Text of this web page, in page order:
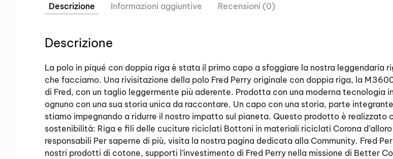
Descrizione Informazioni aggiuntive Recensioni (0)
Descrizione
La polo in piqué con doppia riga è stata il primo capo a sfoggiare la nostra
che facciamo. Una rivisitazione della polo Fred Perry originale con doppia riga, la
di Fred, con un taglio leggermente più aderente. Prodotta con una moderna tecnologia
ognuno con una sua storia unica da raccontare. Un capo con una storia, parte
stiamo impegnando a ridurre il nostro impatto sul pianeta. Questo prodotto è
sostenibilità: Riga e fili delle cuciture riciclati Bottoni in materiali riciclati Corona
responsabili Per saperne di più, visita la nostra pagina dedicata alla Community. Fred
nostri prodotti di cotone, supporti l’investimento di Fred Perry nella missione di Better